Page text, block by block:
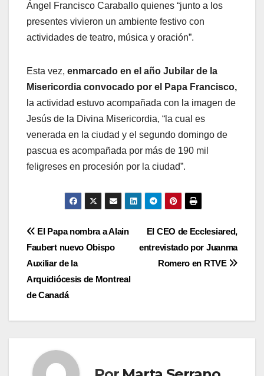
Ángel Francisco Caraballo quienes “junto a los
presentes vivieron un ambiente festivo con
actividades de teatro, música y oración”.
Esta vez, enmarcado en el año Jubilar de la
Misericordia convocado por el Papa Francisco,
la actividad estuvo acompañada con la imagen de
Jesús de la Divina Misericordia, “la cual es
venerada en la ciudad y el segundo domingo de
pascua es acompañada por más de 190 mil
feligreses en procesión por la ciudad”.
Navegación
de
entradas
El CEO de Ecclesiared,
entrevistado por Juanma
Romero en RTVE
El Papa nombra a Alain
Faubert nuevo Obispo
Auxiliar de la
Arquidiócesis de Montreal
de Canadá